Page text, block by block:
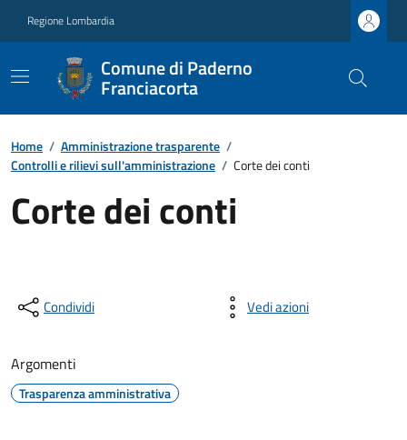
Regione Lombardia
Comune di Paderno
Franciacorta
Home / Amministrazione trasparente /
Controlli e rilievi sull'amministrazione / Corte dei conti
Corte dei conti
Condividi Vedi azioni
Argomenti
Trasparenza amministrativa